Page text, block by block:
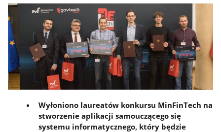
Wyłoniono laureatów konkursu MinFinTech na
stworzenie aplikacji samouczącego się
systemu informatycznego, który będzie